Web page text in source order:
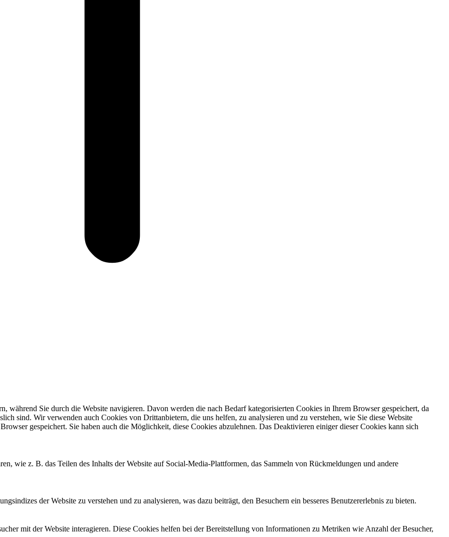
während Sie durch die Website navigieren. Davon werden die nach Bedarf kategorisierten Cookies in Ihrem Browser gespeichert, da
sind. Wir verwenden auch Cookies von Drittanbietern, die uns helfen, zu analysieren und zu verstehen, wie Sie diese Website
gespeichert. Sie haben auch die Möglichkeit, diese Cookies abzulehnen. Das Deaktivieren einiger dieser Cookies kann sich
wie z. B. das Teilen des Inhalts der Website auf Social-Media-Plattformen, das Sammeln von Rückmeldungen und andere
der Website zu verstehen und zu analysieren, was dazu beiträgt, den Besuchern ein besseres Benutzererlebnis zu bieten.
mit der Website interagieren. Diese Cookies helfen bei der Bereitstellung von Informationen zu Metriken wie Anzahl der Besucher,